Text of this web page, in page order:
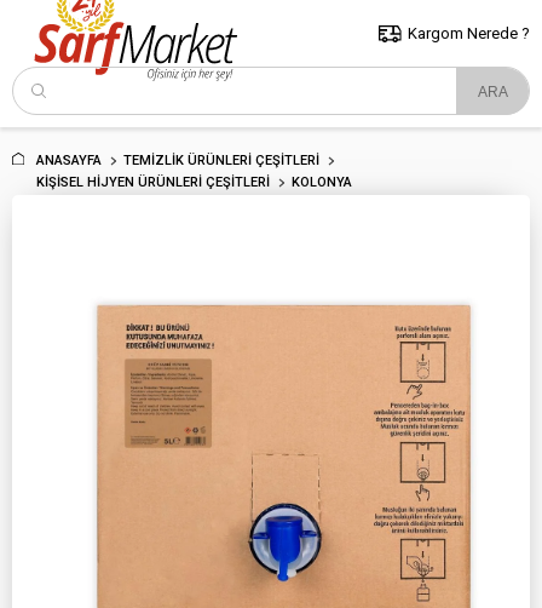
5000 TL ve Üzeri Alışverişlerde İstanbul İçi Kargo Bedava!
ve Trakya İçin Tıklayın..
Kargom Nerede ?
ANASAYFA
TEMIZLIK ÜRÜNLERI ÇEŞITLERI
KIŞISEL HIJYEN ÜRÜNLERI ÇEŞITLERI
KOLONYA